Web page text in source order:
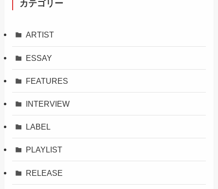
カテゴリー
ARTIST
ESSAY
FEATURES
INTERVIEW
LABEL
PLAYLIST
RELEASE